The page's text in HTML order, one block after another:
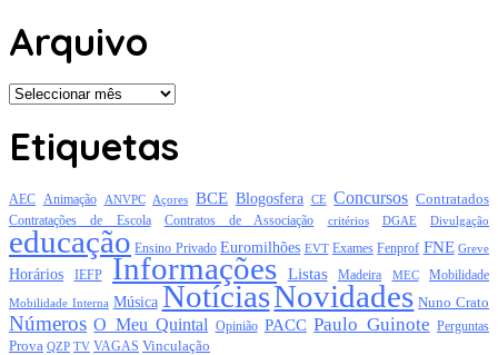
Arquivo
Arquivo
Etiquetas
AEC Animação ANVPC Açores BCE Blogosfera CE Concursos Contratados
Contratações de Escola Contratos de Associação critérios DGAE Divulgação
educação Ensino Privado Euromilhões EVT Exames Fenprof FNE Greve
Horários IEFP Informações Listas Madeira MEC Mobilidade
Mobilidade Interna Música NotíciasNovidades Nuno Crato
Números O Meu Quintal Opinião PACC Paulo Guinote Perguntas
Prova QZP TV VAGAS Vinculação